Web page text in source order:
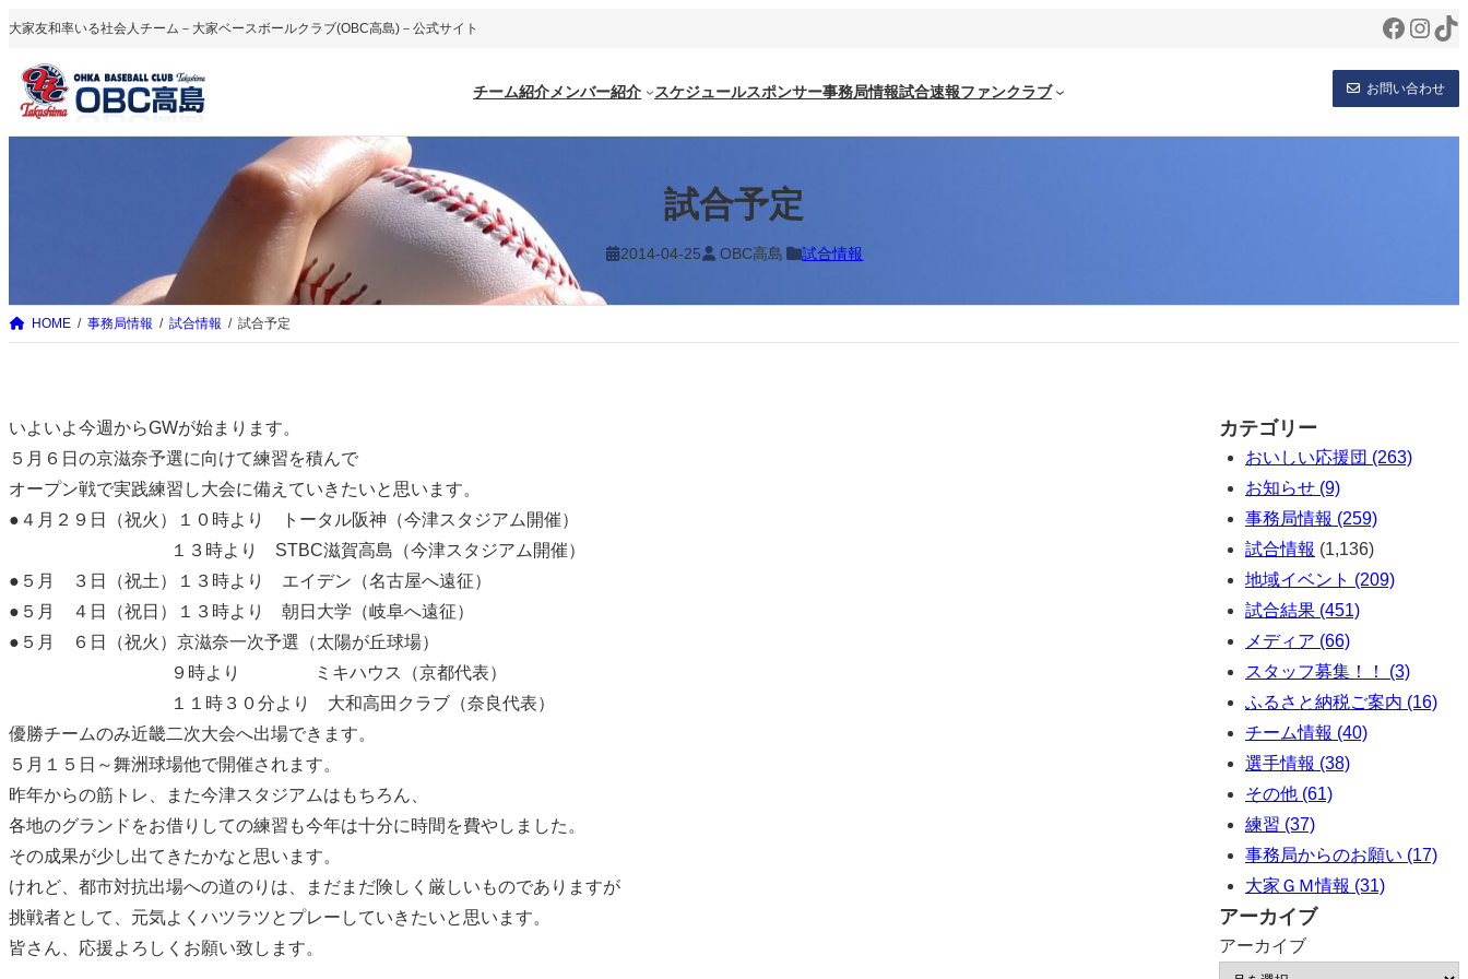
内
を
ス
大家友和率いる社会人チーム－大家ベースボールクラブ(OBC高島)－公式サイト
チーム紹介メンバー紹介 スケジュールスポンサー事務局情報試合速報ファンクラブ お問い合わせ
試合予定
2014-04-25 OBC高島 試合情報
HOME 事務局情報 試合情報 試合予定
いよいよ今週からGWが始まります。
５月６日の京滋奈予選に向けて練習を積んで
オープン戦で実践練習し大会に備えていきたいと思います。
●４月２９日（祝火）１０時より トータル阪神（今津スタジアム開催）
１３時より STBC滋賀高島（今津スタジアム開催）
●５月 ３日（祝土）１３時より エイデン（名古屋へ遠征）
●５月 ４日（祝日）１３時より 朝日大学（岐阜へ遠征）
●５月 ６日（祝火）京滋奈一次予選（太陽が丘球場）
９時より ミキハウス（京都代表）
１１時３０分より 大和高田クラブ（奈良代表）
優勝チームのみ近畿二次大会へ出場できます。
５月１５日～舞洲球場他で開催されます。
昨年からの筋トレ、また今津スタジアムはもちろん、
各地のグランドをお借りしての練習も今年は十分に時間を費やしました。
その成果が少し出てきたかなと思います。
けれど、都市対抗出場への道のりは、まだまだ険しく厳しいものでありますが
挑戦者として、元気よくハツラツとプレーしていきたいと思います。
皆さん、応援よろしくお願い致します。
カテゴリー
おいしい応援団 (263)
お知らせ (9)
事務局情報 (259)
試合情報 (1,136)
地域イベント (209)
試合結果 (451)
メディア (66)
スタッフ募集！！ (3)
ふるさと納税ご案内 (16)
チーム情報 (40)
選手情報 (38)
その他 (61)
練習 (37)
事務局からのお願い (17)
大家ＧＭ情報 (31)
アーカイブ
アーカイブ